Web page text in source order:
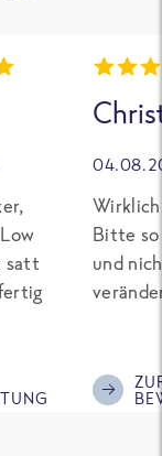
satt
Bitte so
und